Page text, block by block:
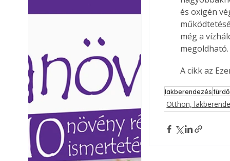
Ezermester
Laptapir kényelmes
mert: – t
és oxigén
még a
megoldható.
A cikk az
lakberendezés
Otthon,